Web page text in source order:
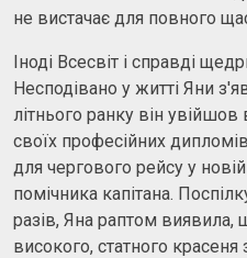
не вистачає для повного
Іноді Всесвіт і справді
Несподівано у житті Яни
літнього ранку він увійшов
своїх професійних
для чергового рейсу у
помічника капітана.
разів, Яна раптом виявила,
високого, статного